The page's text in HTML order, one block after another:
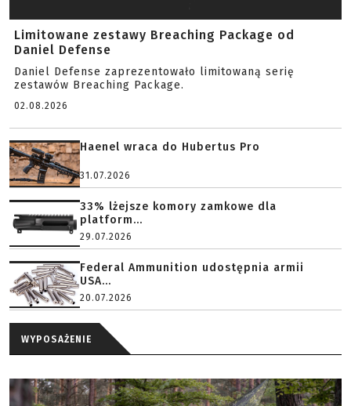
Limitowane zestawy Breaching Package od
Daniel Defense
Daniel Defense zaprezentowało limitowaną serię
zestawów Breaching Package.
02.08.2026
Haenel wraca do Hubertus Pro
31.07.2026
33% lżejsze komory zamkowe dla
platform...
29.07.2026
Federal Ammunition udostępnia armii
USA...
20.07.2026
WYPOSAŻENIE